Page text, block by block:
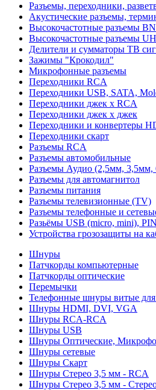
Разъемы, переходники,
Акустические разъемы,
Высокочастотные разъемы
Высокочастотные разъемы
Делители и сумматоры ТВ
Зажимы "Крокодил"
Микрофонные разъемы
Переходники RCA
Переходники USB, SATA,
Переходники джек х RCA
Переходники джек х джек
Переходники и конвертеры
Переходники скарт
Разъемы RCA
Разъемы автомобильные
Разъемы Аудио (2,5мм, 3,5мм,
Разъемы для автомагнитол
Разъемы питания
Разъемы телевизионные (TV)
Разъемы телефонные и
Разьёмы USB (micro, mini),
Устройства грозозащиты на
Шнуры
Патчкорды компьютерные
Патчкорды оптические
Перемычки
Телефонные шнуры витые для
Шнуры HDMI, DVI, VGA
Шнуры RCA-RCA
Шнуры USB
Шнуры Оптические,
Шнуры сетевые
Шнуры Скарт
Шнуры Стерео 3,5 мм - RCA
Шнуры Стерео 3,5 мм -